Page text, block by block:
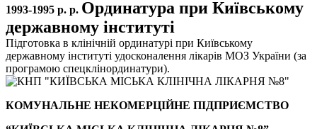
1993-1995 р. р. Ординатура при Київському
державному інституті
Підготовка в клінічній ординатурі при Київському
державному інституті удосконалення лікарів МОЗ України (за
програмою спецклінординатури).
КОМУНАЛЬНЕ НЕКОМЕРЦІЙНЕ ПІДПРИЄМСТВО